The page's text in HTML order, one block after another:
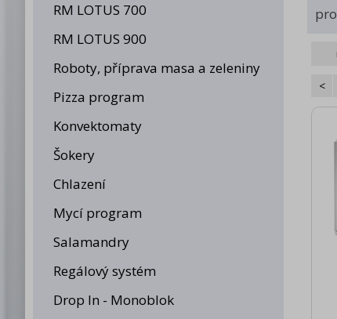
RM LOTUS 700
RM LOTUS 900
Roboty, příprava masa a zeleniny
Pizza program
Konvektomaty
Šokery
Chlazení
Mycí program
Salamandry
Regálový systém
Drop In - Monoblok
<